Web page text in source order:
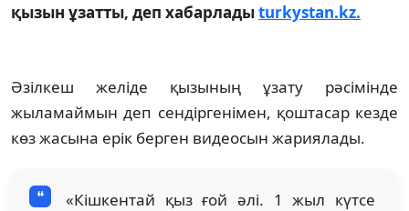
қызын ұзатты, деп хабарладыturkystan.kz.
Әзілкеш желіде қызының ұзату рәсімінде
жыламаймын деп сендіргенімен, қоштасар кезде
көз жасына ерік берген видеосын жариялады.
«Кішкентай қыз ғой әлі. 1 жыл күтсе